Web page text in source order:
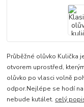
Průběžné olůvko Kulička
otvorem uprostřed,
olůvko po vlasci volně
odpor.Nejlépe se hodí na
nebude kutálet. celý